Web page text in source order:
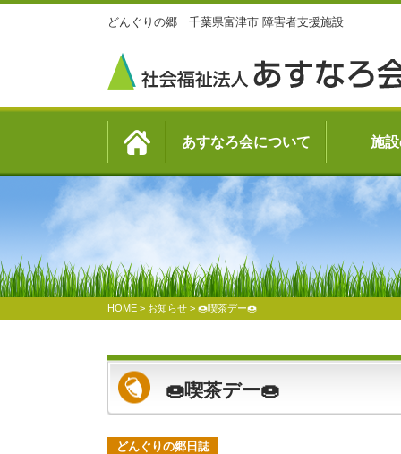
どんぐりの郷｜千葉県富津市 障害者支援施設
あすなろ会について 施
HOME > お知らせ > 🍩喫茶デー🍩
🍩喫茶デー🍩
どんぐりの郷日誌